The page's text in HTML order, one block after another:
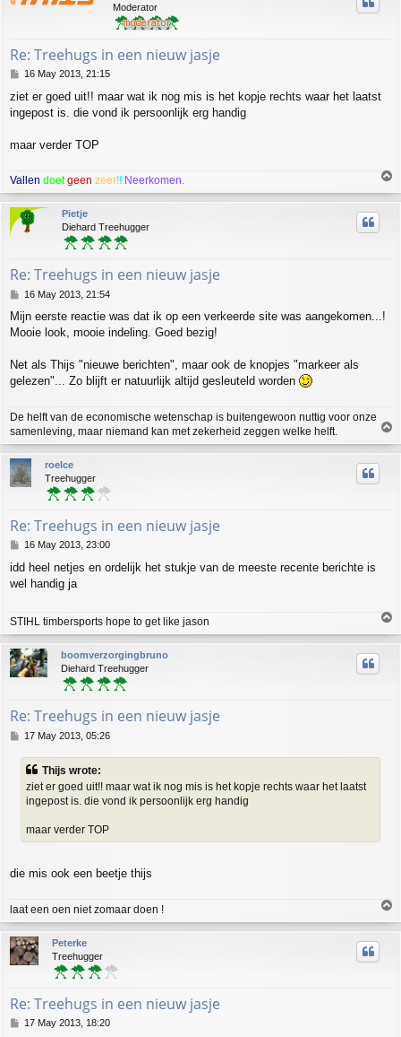
Moderator
Re: Treehugs in een nieuw jasje
P
s
t
16 May 2013, 21:15
ziet er goed uit!! maar wat ik nog mis is het kopje rechts waar het laatst
ingepost is. die vond ik persoonlijk erg handig
maar verder TOP
Vallen doet geen zeer!! Neerkomen.
o
p
Pietje
Diehard Treehugger
Re: Treehugs in een nieuw jasje
P
s
t
16 May 2013, 21:54
Mijn eerste reactie was dat ik op een verkeerde site was aangekomen...!
Mooie look, mooie indeling. Goed bezig!
Net als Thijs "nieuwe berichten", maar ook de knopjes "markeer als
gelezen"... Zo blijft er natuurlijk altijd gesleuteld worden
De helft van de economische wetenschap is buitengewoon nuttig voor onze
samenleving, maar niemand kan met zekerheid zeggen welke helft.
p
roelce
Treehugger
Re: Treehugs in een nieuw jasje
P
s
t
16 May 2013, 23:00
idd heel netjes en ordelijk het stukje van de meeste recente berichte is
wel handig ja
STIHL timbersports hope to get like jason
o
p
boomverzorgingbruno
Diehard Treehugger
Re: Treehugs in een nieuw jasje
P
s
17 May 2013, 05:26
Thijs wrote:
ziet er goed uit!! maar wat ik nog mis is het kopje rechts waar het laatst
ingepost is. die vond ik persoonlijk erg handig
maar verder TOP
die mis ook een beetje thijs
laat een oen niet zomaar doen !
p
Peterke
Treehugger
Re: Treehugs in een nieuw jasje
P17 May 2013, 18:20